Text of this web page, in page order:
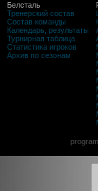
Белсталь
Тренерский состав
Состав команды
Календарь, результаты
Турнирная таблица
Статистика игроков
Архив по сезонам